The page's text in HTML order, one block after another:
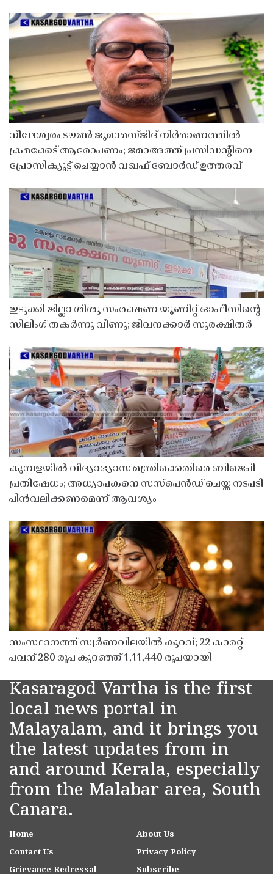
നീലേശ്വരം ടൗൺ ജുമാമസ്ജിദ് നിർമാണത്തിൽ
ക്രമക്കേട് ആരോപണം; ജമാഅത്ത് പ്രസിഡന്റിനെ
പ്രോസിക്യൂട്ട് ചെയ്യാൻ വഖഫ് ബോർഡ് ഉത്തരവ്
ഇടുക്കി ജില്ലാ ശിശു സംരക്ഷണ യൂണിറ്റ് ഓഫീസിൻ്റെ
സീലിംഗ് തകർന്നു വീണു; ജീവനക്കാർ സുരക്ഷിതർ
കുമ്പളയിൽ വിദ്യാഭ്യാസ മന്ത്രിക്കെതിരെ ബിജെപി
പ്രതിഷേധം; അധ്യാപകനെ സസ്‌പെൻഡ് ചെയ്ത നടപടി
പിൻവലിക്കണമെന്ന് ആവശ്യം
സംസ്ഥാനത്ത് സ്വർണവിലയിൽ കുറവ്; 22 കാരറ്റ്
പവന് 280 രൂപ കുറഞ്ഞ് 1,11,440 രൂപയായി
Kasaragod Vartha is the first
local news portal in
Malayalam, and it brings you
the latest updates from in
and around Kerala, especially
from the Malabar area, South
Canara.
Home
About Us
Contact Us
Privacy Policy
Grievance Redressal
Subscribe